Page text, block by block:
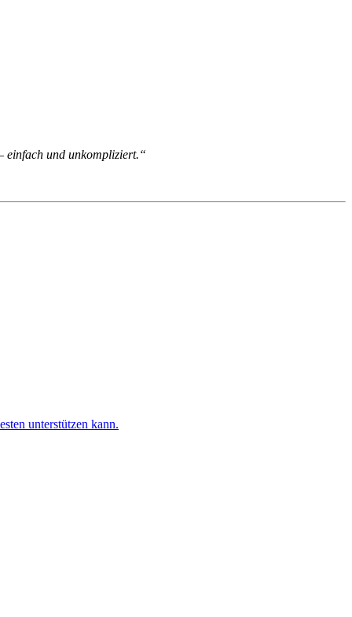
einfach und unkompliziert.“
unterstützen kann.